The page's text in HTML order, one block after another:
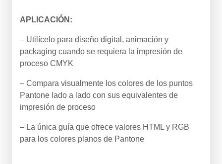
APLICACIÓN:
– Utilícelo para diseño digital, animación y
packaging cuando se requiera la impresión de
proceso CMYK
– Compara visualmente los colores de los puntos
Pantone lado a lado con sus equivalentes de
impresión de proceso
– La única guía que ofrece valores HTML y RGB
para los colores planos de Pantone